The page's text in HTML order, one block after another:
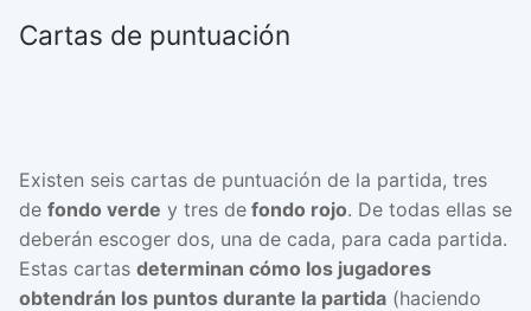
Cartas de puntuación
Existen seis cartas de puntuación de la partida, tres
de fondo verde y tres de fondo rojo. De todas ellas se
deberán escoger dos, una de cada, para cada partida.
Estas cartas determinan cómo los jugadores
obtendrán los puntos durante la partida (haciendo